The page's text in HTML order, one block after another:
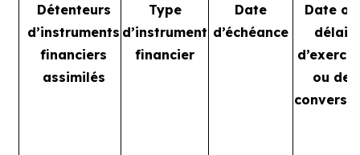
Détenteurs
d’instruments
financiers
assimilés
Type
d’instrument
financier
Date
d’échéance
Date ou
délai
ou de